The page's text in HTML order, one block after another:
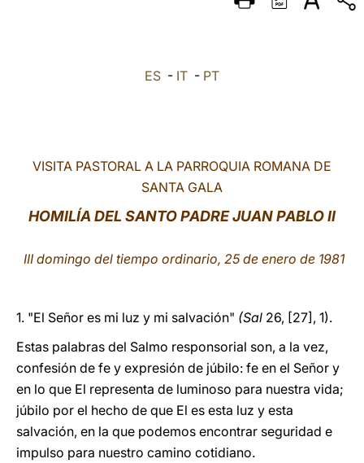
DEUTSCH
ES - IT - PT
VISITA PASTORAL A LA PARROQUIA ROMANA DE
SANTA GALA
HOMILÍA DEL SANTO PADRE JUAN PABLO II
III domingo del tiempo ordinario, 25 de enero de 1981
1. "El Señor es mi luz y mi salvación" (Sal 26, [27], 1).
Estas palabras del Salmo responsorial son, a la vez,
confesión de fe y expresión de júbilo: fe en el Señor y
en lo que El representa de luminoso para nuestra vida;
júbilo por el hecho de que El es esta luz y esta
salvación, en la que podemos encontrar seguridad e
impulso para nuestro camino cotidiano.